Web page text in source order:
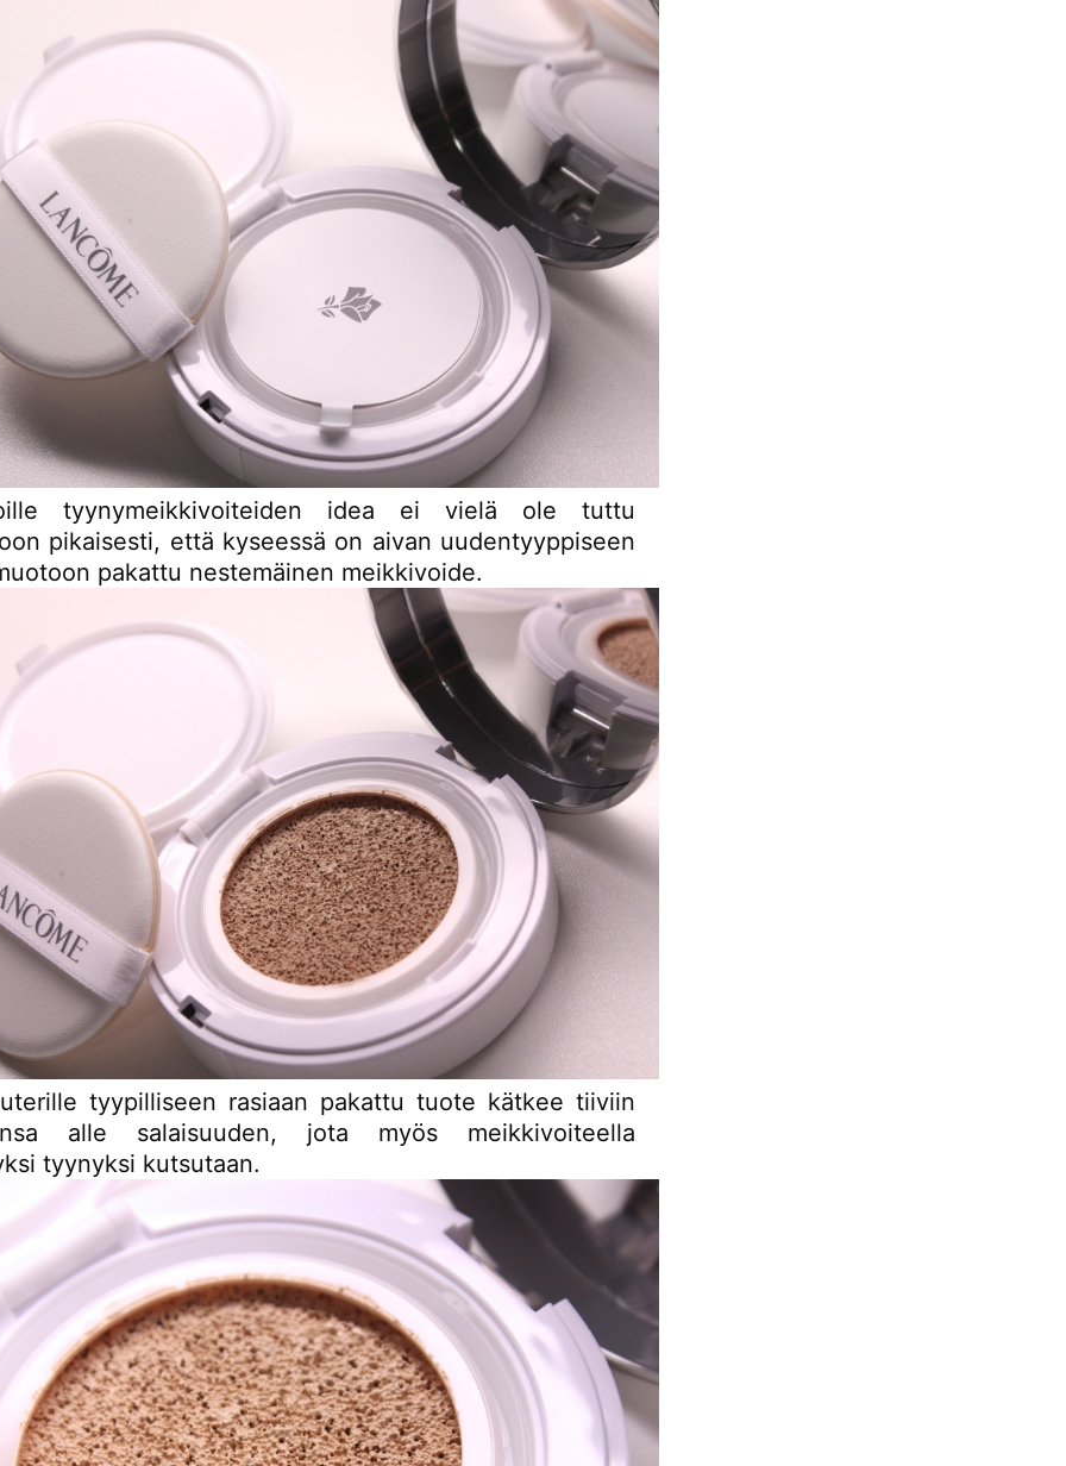
tyynymeikkivoiteiden idea ei vielä ole tuttu
pikaisesti, että kyseessä on aivan uudentyyppiseen
pakattu nestemäinen meikkivoide.
tyypilliseen rasiaan pakattu tuote kätkee tiiviin
alle salaisuuden, jota myös meikkivoiteella
tyynyksi kutsutaan.